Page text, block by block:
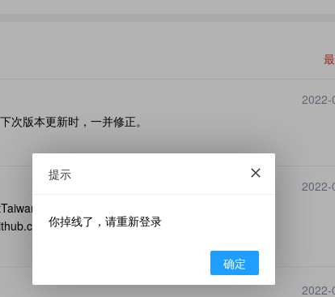
2022-
次版本更新时，一并修正。
2022-
genyo-font；2.芫荽手写楷书
ichitenfont/I.Ming
2022-
提示
你掉线了，请重新登录
确定